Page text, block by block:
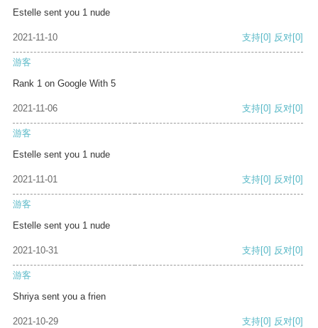
Estelle sent you 1 nude
2021-11-10 支持[0] 反对[0]
游客
Rank 1 on Google With 5
2021-11-06 支持[0] 反对[0]
游客
Estelle sent you 1 nude
2021-11-01 支持[0] 反对[0]
游客
Estelle sent you 1 nude
2021-10-31 支持[0] 反对[0]
游客
Shriya sent you a frien
2021-10-29 支持[0] 反对[0]